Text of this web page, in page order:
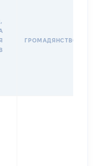
ГРОМАДЯНСТВО